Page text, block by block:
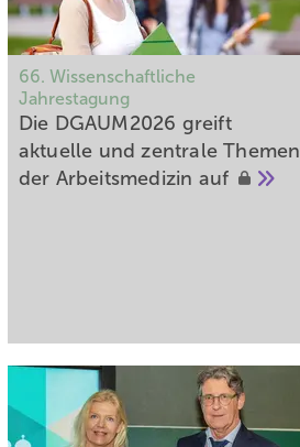
66. Wissenschaftliche
Jahrestagung
Die DGAUM2026 greift
aktuelle und zentrale Themen
der Arbeitsmedizin auf